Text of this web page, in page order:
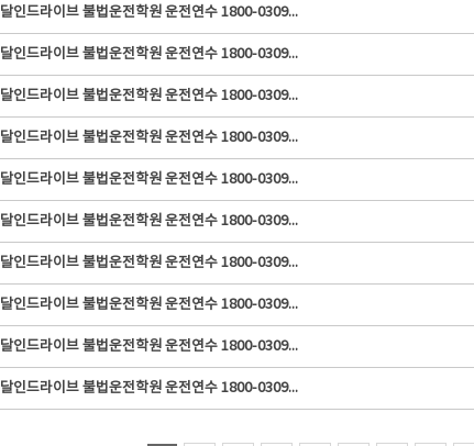
달인드라이브 불법운전학원 운전연수 1800-0309...
달인드라이브 불법운전학원 운전연수 1800-0309...
달인드라이브 불법운전학원 운전연수 1800-0309...
달인드라이브 불법운전학원 운전연수 1800-0309...
달인드라이브 불법운전학원 운전연수 1800-0309...
달인드라이브 불법운전학원 운전연수 1800-0309...
달인드라이브 불법운전학원 운전연수 1800-0309...
달인드라이브 불법운전학원 운전연수 1800-0309...
달인드라이브 불법운전학원 운전연수 1800-0309...
달인드라이브 불법운전학원 운전연수 1800-0309...